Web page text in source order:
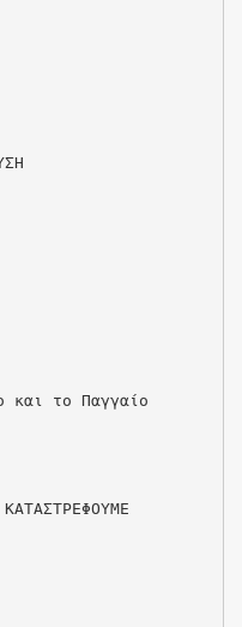
και το Παγγαίο